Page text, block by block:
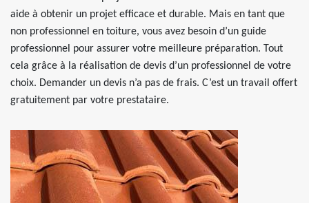
aide à obtenir un projet efficace et durable. Mais en tant que
non professionnel en toiture, vous avez besoin d’un guide
professionnel pour assurer votre meilleure préparation. Tout
cela grâce à la réalisation de devis d’un professionnel de votre
choix. Demander un devis n’a pas de frais. C’est un travail offert
gratuitement par votre prestataire.